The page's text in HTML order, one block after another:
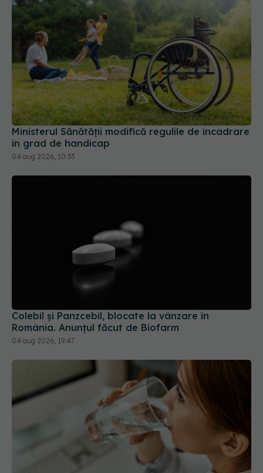
Ministerul Sănătății modifică regulile de încadrare
în grad de handicap
04 aug 2026, 10:33
Colebil și Panzcebil, blocate la vânzare în
România. Anunțul făcut de Biofarm
04 aug 2026, 19:47